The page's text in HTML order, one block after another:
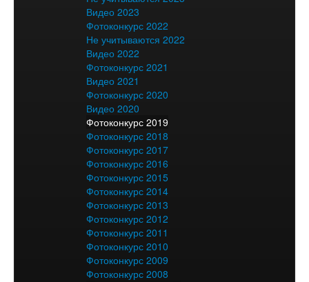
Видео 2023
Фотоконкурс 2022
Не учитываются 2022
Видео 2022
Фотоконкурс 2021
Видео 2021
Фотоконкурс 2020
Видео 2020
Фотоконкурс 2019
Фотоконкурс 2018
Фотоконкурс 2017
Фотоконкурс 2016
Фотоконкурс 2015
Фотоконкурс 2014
Фотоконкурс 2013
Фотоконкурс 2012
Фотоконкурс 2011
Фотоконкурс 2010
Фотоконкурс 2009
Фотоконкурс 2008